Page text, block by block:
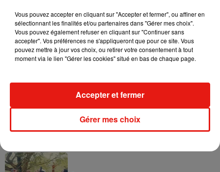
Musique
7 août 2026
Julien Lieb s’essaye à la vie de chatelain
dans son nouveau clip
Madonna sort enfin le remix de « Love
Sensation » avec Kylie Minogue
Vous pouvez accepter en cliquant sur "Accepter et fermer", ou affiner en
sélectionnant les finalités et/ou partenaires dans "Gérer mes choix".
Vous pouvez également refuser en cliquant sur "Continuer sans
accepter". Vos préférences ne s'appliqueront que pour ce site. Vous
pouvez mettre à jour vos choix, ou retirer votre consentement à tout
moment via le lien "Gérer les cookies" situé en bas de chaque page.
Gérer mes choix
Accepter et fermer